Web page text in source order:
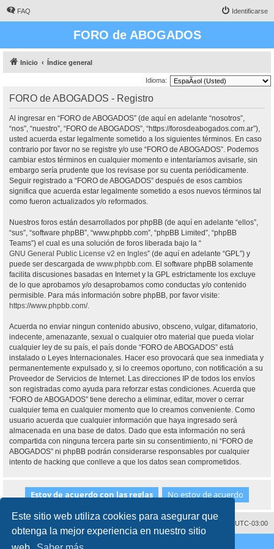
Este sitio web utiliza cookies para asegurar que
obtenga la mejor experiencia en nuestro sitio
FAQ Identificarse
FORO de ABOGADOS
Inicio Índice general
Idioma:
FORO de ABOGADOS - Registro
Al ingresar en “FORO de ABOGADOS” (de aquí en adelante “nosotros”,
“nos”, “nuestro”, “FORO de ABOGADOS”, “https://forosdeabogados.com.ar”),
usted acuerda estar legalmente sometido a los siguientes términos. En caso
contrario por favor no se registre y/o use “FORO de ABOGADOS”. Podemos
cambiar estos términos en cualquier momento e intentaríamos avisarle, sin
embargo sería prudente que los revisase por su cuenta periódicamente.
Seguir registrado a “FORO de ABOGADOS” después de esos cambios
significa que acuerda estar legalmente sometido a esos nuevos términos tal
como fueron actualizados y/o reformados.
Nuestros foros están desarrollados por phpBB (de aquí en adelante “ellos”,
“sus”, “software phpBB”, “www.phpbb.com”, “phpBB Limited”, “phpBB
Teams”) el cual es una solución de foros liberada bajo la “
GNU General Public License v2 en Ingles” (de aquí en adelante “GPL”) y
puede ser descargada de www.phpbb.com. El software phpBB solamente
facilita discusiones basadas en Internet y la GPL estrictamente los excluye
de lo que aprobamos y/o desaprobamos como conductas y/o contenido
permisible. Para más información sobre phpBB, por favor visite:
https://www.phpbb.com/.
Acuerda no enviar ningun contenido abusivo, obsceno, vulgar, difamatorio,
indecente, amenazante, sexual o cualquier otro material que pueda violar
cualquier ley de su país, el país donde “FORO de ABOGADOS” está
instalado o Leyes Internacionales. Hacer eso provocará que sea inmediata y
permanentemente expulsado y, si lo creemos oportuno, con notificación a su
Proveedor de Servicios de Internet. Las direcciones IP de todos los envíos
son registradas como ayuda para reforzar estas condiciones. Acuerda que
“FORO de ABOGADOS” tiene derecho a eliminar, editar, mover o cerrar
cualquier tema en cualquier momento que lo creamos conveniente. Como
usuario acuerda que cualquier información que haya ingresado será
almacenada en una base de datos. Dado que esta información no será
compartida con ninguna tercera parte sin su consentimiento, ni “FORO de
ABOGADOS” ni phpBB podrán considerarse responsables por cualquier
intento de hacking que conlleve a que los datos sean comprometidos.
Todos los horarios son UTC-03:00
Borrar cookies
Desarrollado por ® Forum Software © phpBB Limited